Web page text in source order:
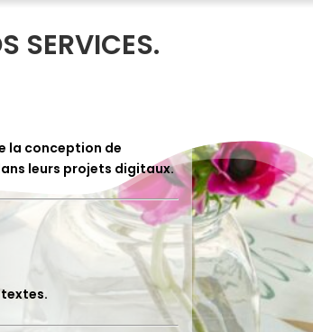
SERVICES.
la conception de
leurs projets digitaux.